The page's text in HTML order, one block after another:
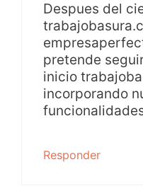
Despues del
pretende
inicio
incorporando
Responder